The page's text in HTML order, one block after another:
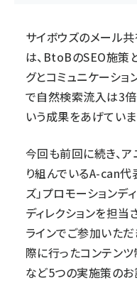
サイボウズのメール共
は、BtoBのSEO施策
グとコミュニケーシ
で自然検索流入は3
いう成果をあげていま
今回も前回に続き、
り組んでいるA-can代
ズ」プロモーションデ
ディレクションを担
ラインでご参加いた
際に行ったコンテン
など5つの実施策のお